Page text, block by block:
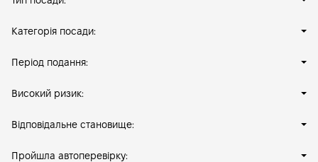
Категорія посади:
Період подання:
Високий ризик:
Відповідальне становище:
Пройшла автоперевірку: